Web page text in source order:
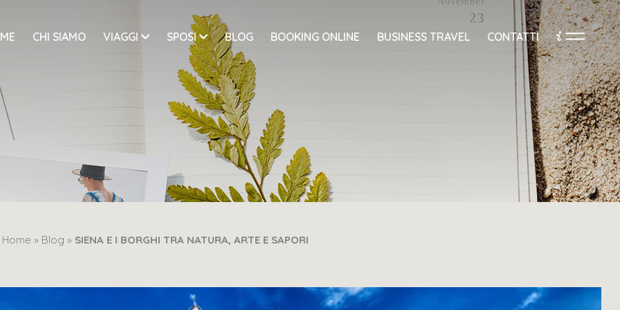
CHI SIAMO VIAGGI SPOSI BLOG BOOKING ONLINE BUSINESS TRAVEL CONTATTI
Home » Blog » SIENA E I BORGHI TRA NATURA, ARTE E SAPORI